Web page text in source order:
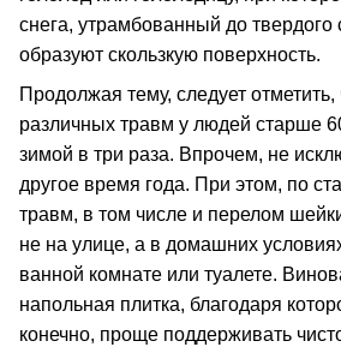
снега, утрамбованный до твердого
образуют скользкую поверхность.
Продолжая тему, следует отметить,
различных травм у людей старше
зимой в три раза. Впрочем, не
другое время года. При этом, по
травм, в том числе и перелом
не на улице, а в домашних
ванной комнате или туалете.
напольная плитка, благодаря
конечно, проще поддерживать